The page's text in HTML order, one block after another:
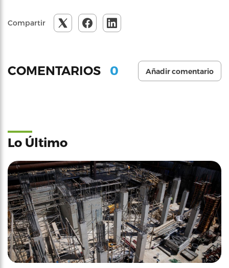
Compartir
COMENTARIOS 0 Añadir comentario
Lo Último